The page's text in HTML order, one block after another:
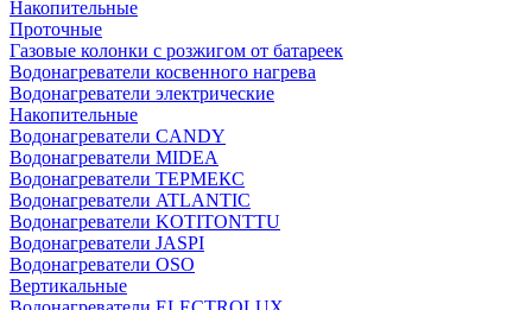
Накопительные
Проточные
Газовые колонки с розжигом от батареек
Водонагреватели косвенного нагрева
Водонагреватели электрические
Накопительные
Водонагреватели CANDY
Водонагреватели MIDEA
Водонагреватели ТЕРМЕКС
Водонагреватели ATLANTIC
Водонагреватели KOTITONTTU
Водонагреватели JASPI
Водонагреватели OSO
Вертикальные